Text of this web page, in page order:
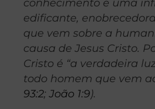
conhecimento e uma
edificante,
que vem sobre a
causa de Jesus Cristo.
Cristo é “a verdadeira
todo homem que vem
93:2;João 1:9).